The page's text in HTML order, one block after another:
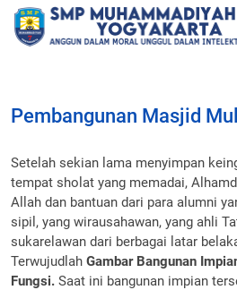
Pembangunan Masjid
Setelah sekian lama menyimpan
tempat sholat yang memadai,
Allah dan bantuan dari para alumni
sipil, yang wirausahawan, yang ahli
sukarelawan dari berbagai latar
Terwujudlah Gambar Bangunan
Fungsi. Saat ini bangunan impian